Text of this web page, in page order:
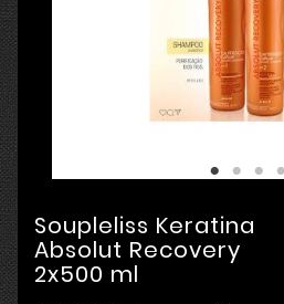
Soupleliss Keratina
Absolut Recovery
2x500 ml